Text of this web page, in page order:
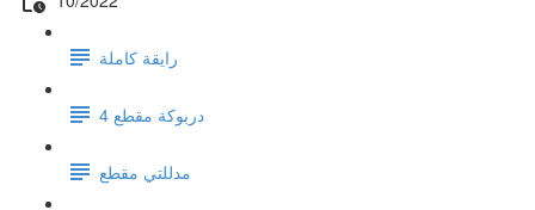
رايقة كاملة
دربوكة مقطع 4
مدللتي مقطع